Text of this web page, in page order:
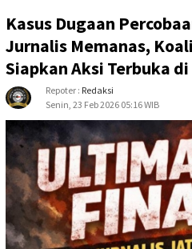
Kasus Dugaan
Jurnalis Memanas,
Siapkan Aksi Terbuka
Repoter : Redaksi
Senin, 23 Feb 2026 05:16 WIB